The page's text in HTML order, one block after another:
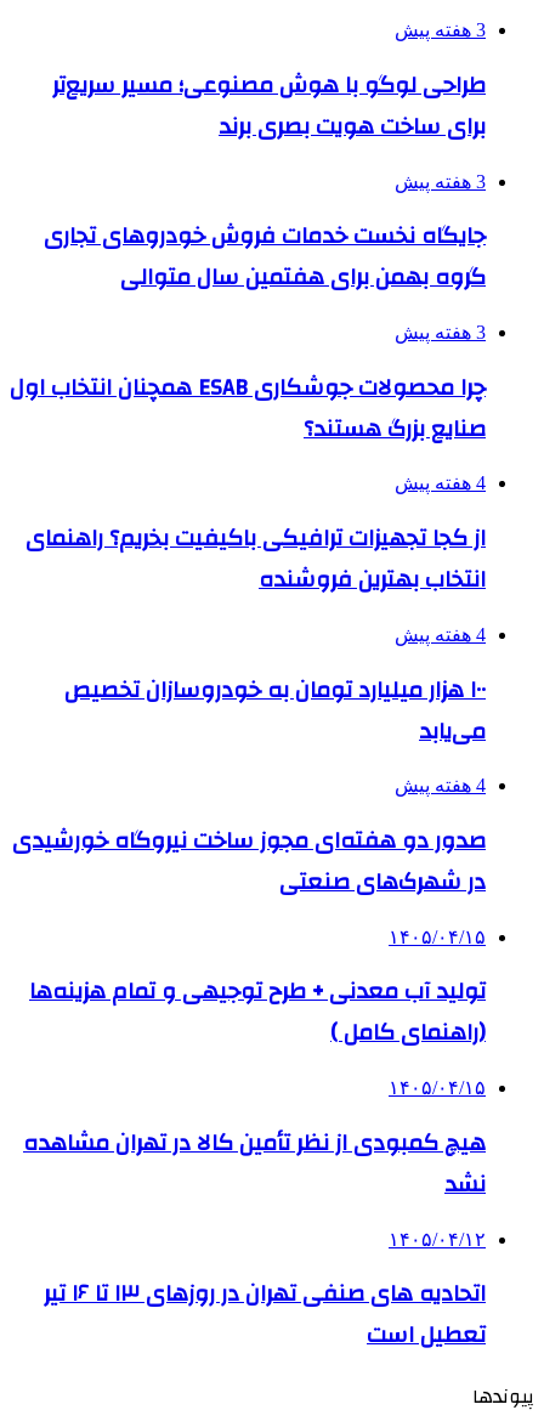
3 هفته پیش
طراحی لوگو با هوش مصنوعی؛ مسیر سریع‌تر
برای ساخت هویت بصری برند
3 هفته پیش
جایگاه نخست خدمات فروش خودروهای تجاری
گروه بهمن برای هفتمین سال متوالی
3 هفته پیش
چرا محصولات جوشکاری ESAB همچنان انتخاب اول
صنایع بزرگ هستند؟
4 هفته پیش
از کجا تجهیزات ترافیکی باکیفیت بخریم؟ راهنمای
انتخاب بهترین فروشنده
4 هفته پیش
۱۰۰ هزار میلیارد تومان به خودروسازان تخصیص
می‌یابد
4 هفته پیش
صدور دو هفته‌ای مجوز ساخت نیروگاه خورشیدی
در شهرک‌های صنعتی
۱۴۰۵/۰۴/۱۵
تولید آب معدنی + طرح توجیهی و تمام هزینه‌ها
(راهنمای کامل )
۱۴۰۵/۰۴/۱۵
هیچ کمبودی از نظر تأمین کالا در تهران مشاهده
نشد
۱۴۰۵/۰۴/۱۲
اتحادیه های صنفی تهران در روزهای ۱۳ تا ۱۶ تیر
تعطیل است
پیوندها